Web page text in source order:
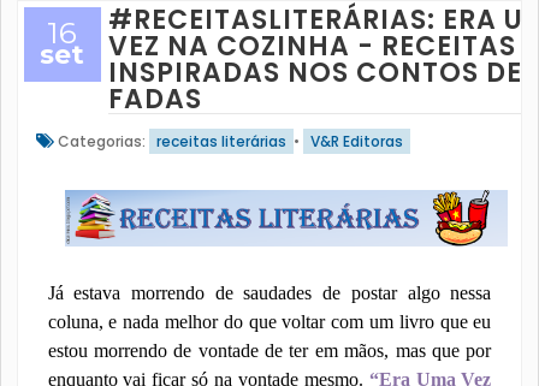
16
set
#RECEITASLITERÁRIAS: ERA
VEZ NA COZINHA - RECEITAS
INSPIRADAS NOS CONTOS DE
FADAS
Categorias: receitas literárias • V&R Editoras
Já estava morrendo de saudades de postar algo nessa
coluna, e nada melhor do que voltar com um livro que eu
estou morrendo de vontade de ter em mãos, mas que por
enquanto vai ficar só na vontade mesmo. “Era Uma Vez